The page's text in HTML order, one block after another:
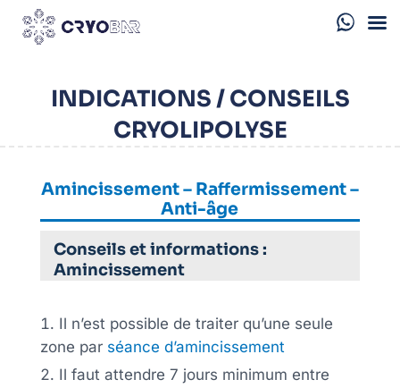
INDICATIONS / CONSEILS
CRYOLIPOLYSE
Amincissement – Raffermissement –
Anti-âge
Conseils et informations :
Amincissement
Il n’est possible de traiter qu’une seule
zone par séance d’amincissement
Il faut attendre 7 jours minimum entre